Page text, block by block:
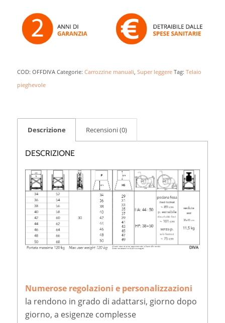
COD: OFFDIVA Categorie: Carrozzine manuali, Super leggere Tag: Telaio
pieghevole
Descrizione Recensioni (0)
DESCRIZIONE
Numerose regolazioni e personalizzazioni
la rendono in grado di adattarsi, giorno dopo
giorno, a esigenze complesse